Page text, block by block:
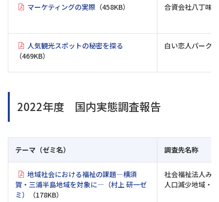
マーケティングの実際 （458KB） 合資会社八丁味噌
人気観光スポットの秘密を探る
（469KB）
白い恋人パーク
2022年度 国内実態調査報告
テーマ（ゼミ名） 調査先名称
地域社会における福祉の課題―横須
賀・三浦半島地域を対象に―（村上 研一ゼ
ミ）
（178KB）
社会福祉法人み
人口減少地域・